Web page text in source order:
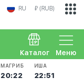
RU ₽ (RUB)
Меню
Каталог
МАГРИБ
20:22
ИША
22:51